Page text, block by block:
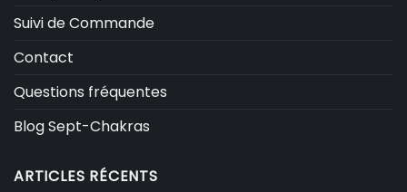
Suivi de Commande
Contact
Questions fréquentes
Blog Sept-Chakras
ARTICLES RÉCENTS